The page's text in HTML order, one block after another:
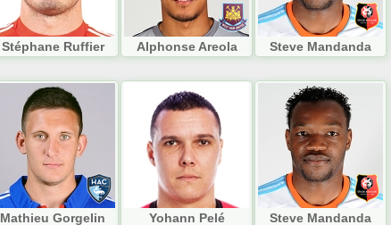
Stéphane Ruffier Alphonse Areola Steve Mandanda
Mathieu Gorgelin Yohann Pelé Steve Mandanda